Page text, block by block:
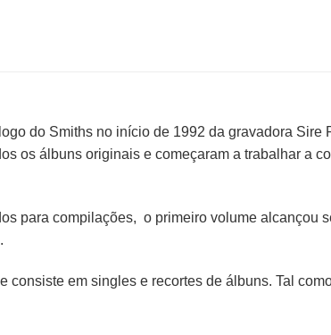
do Smiths no início de 1992 da gravadora Sire
os álbuns originais e começaram a trabalhar a
para compilações, o primeiro volume alcançou
em singles e recortes de álbuns. Tal